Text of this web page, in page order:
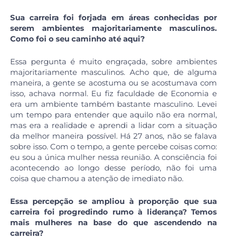
Sua carreira foi forjada em áreas conhecidas por
serem ambientes majoritariamente masculinos.
Como foi o seu caminho até aqui?
Essa pergunta é muito engraçada, sobre ambientes
majoritariamente masculinos. Acho que, de alguma
maneira, a gente se acostuma ou se acostumava com
isso, achava normal. Eu fiz faculdade de Economia e
era um ambiente também bastante masculino. Levei
um tempo para entender que aquilo não era normal,
mas era a realidade e aprendi a lidar com a situação
da melhor maneira possível. Há 27 anos, não se falava
sobre isso. Com o tempo, a gente percebe coisas como:
eu sou a única mulher nessa reunião. A consciência foi
acontecendo ao longo desse período, não foi uma
coisa que chamou a atenção de imediato não.
Essa percepção se ampliou à proporção que sua
carreira foi progredindo rumo à liderança? Temos
mais mulheres na base do que ascendendo na
carreira?